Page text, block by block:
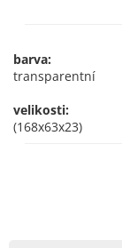
barva:
transparentní
velikosti:
(168x63x23)